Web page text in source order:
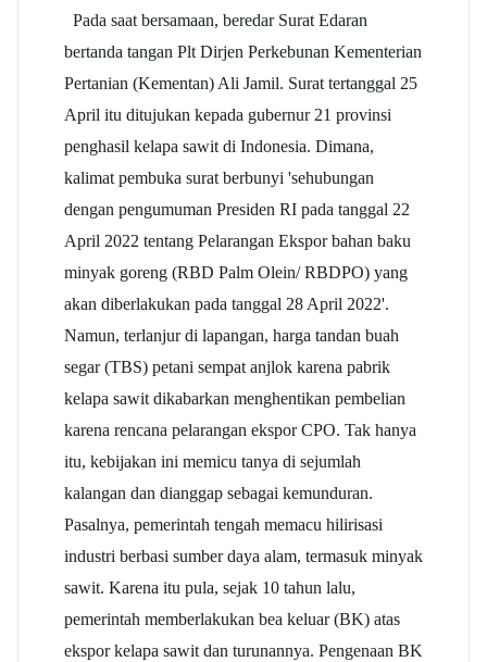
Pada saat bersamaan, beredar Surat Edaran
bertanda tangan Plt Dirjen Perkebunan Kementerian
Pertanian (Kementan) Ali Jamil. Surat tertanggal 25
April itu ditujukan kepada gubernur 21 provinsi
penghasil kelapa sawit di Indonesia. Dimana,
kalimat pembuka surat berbunyi 'sehubungan
dengan pengumuman Presiden RI pada tanggal 22
April 2022 tentang Pelarangan Ekspor bahan baku
minyak goreng (RBD Palm Olein/ RBDPO) yang
akan diberlakukan pada tanggal 28 April 2022'.
Namun, terlanjur di lapangan, harga tandan buah
segar (TBS) petani sempat anjlok karena pabrik
kelapa sawit dikabarkan menghentikan pembelian
karena rencana pelarangan ekspor CPO. Tak hanya
itu, kebijakan ini memicu tanya di sejumlah
kalangan dan dianggap sebagai kemunduran.
Pasalnya, pemerintah tengah memacu hilirisasi
industri berbasi sumber daya alam, termasuk minyak
sawit. Karena itu pula, sejak 10 tahun lalu,
pemerintah memberlakukan bea keluar (BK) atas
ekspor kelapa sawit dan turunannya. Pengenaan BK